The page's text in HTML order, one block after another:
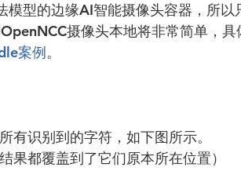
型的边缘AI智能摄像头容器，所以
摄像头本地将非常简单，具
案例。
有识别到的字符，如下图所示。
果都覆盖到了它们原本所在位置）